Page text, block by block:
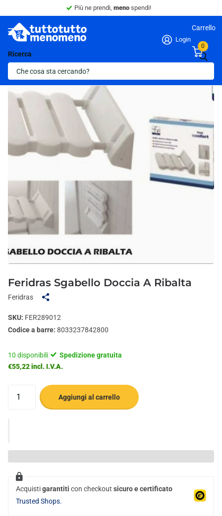
Più ne prendi, meno spendi!
Ricerca
Login
Carrello
0
Feridras Sgabello Doccia A Ribalta
Feridras
SKU: FER289012
Codice a barre: 8033237842800
10 disponibili
Spedizione gratuita
€55,22 incl. I.V.A.
Aggiungi al carrello
Acquistigarantiti con checkout sicuro e certificato
Trusted Shops.